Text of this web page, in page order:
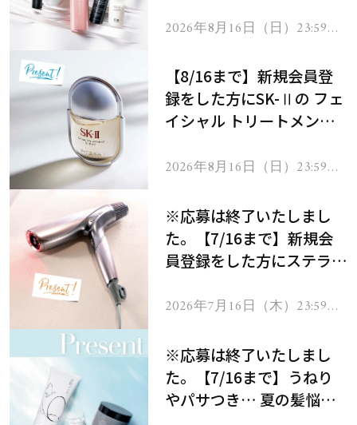
2026年8月16日（日）23:59ま
【8/16まで】新規会員登
録をした方にSK-Ⅱの フェ
イシャル トリートメント
2026年8月16日（日）23:59ま
※応募は終了いたしまし
た。【7/16まで】新規会
員登録をした方にステラボ
ヘアドライヤー ジュエル
2026年7月16日（木）23:59ま
※応募は終了いたしまし
た。【7/16まで】うねり
やパサつき… 夏の髪悩み